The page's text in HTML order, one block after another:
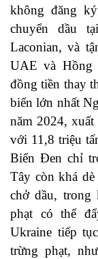
không đăng
chuyển dầu
Laconian, và
UAE và Hồng
đồng tiền thay
biển lớn nhất
năm 2024,
với 11,8 triệu
Biển Đen chỉ
Tây còn khá
chở dầu,
phạt có thể
Ukraine tiếp
trừng phạt,